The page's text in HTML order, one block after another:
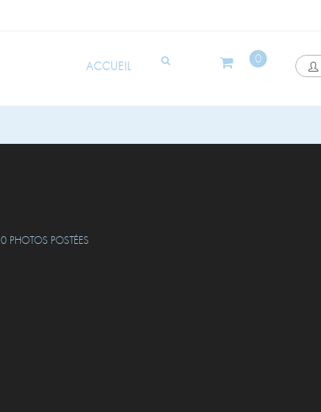
ACCUEIL
0
0 PHOTOS POSTÉES